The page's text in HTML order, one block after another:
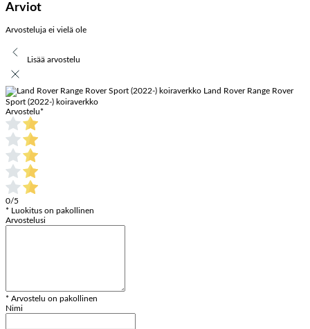
Arviot
Arvosteluja ei vielä ole
Lisää arvostelu
Land Rover Range Rover
Sport (2022-) koiraverkko
Arvostelu*
0/5
* Luokitus on pakollinen
Arvostelusi
* Arvostelu on pakollinen
Nimi